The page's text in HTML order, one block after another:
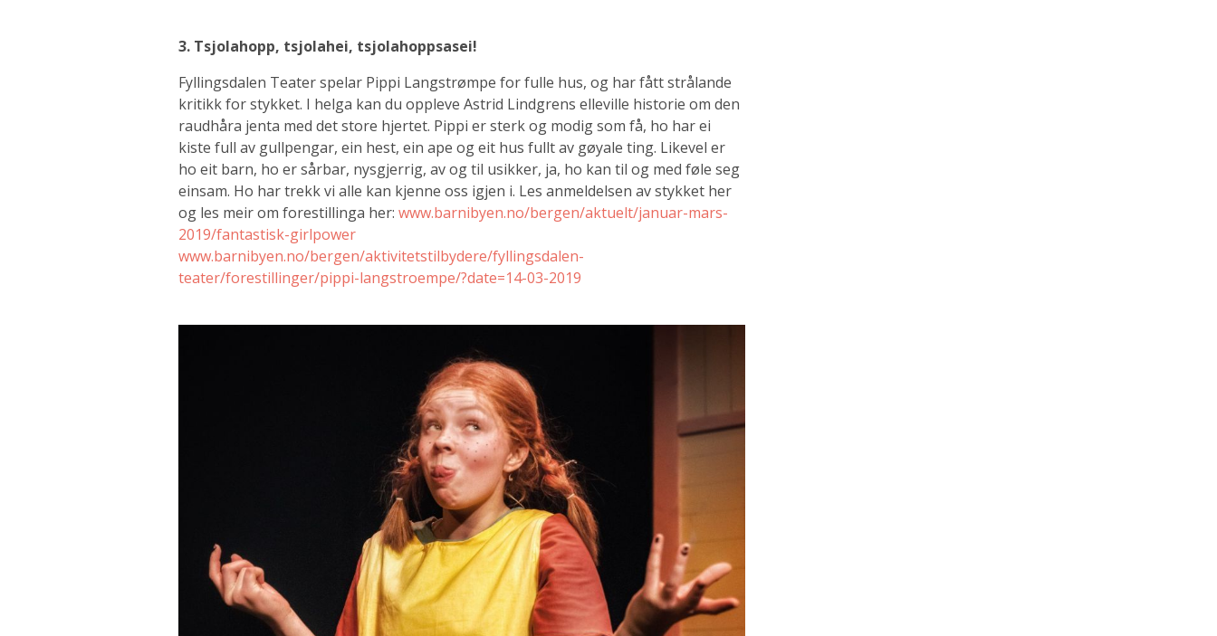
3. Tsjolahopp, tsjolahei, tsjolahoppsasei!
Fyllingsdalen Teater spelar Pippi Langstrømpe for fulle hus, og har fått strålande
kritikk for stykket. I helga kan du oppleve Astrid Lindgrens elleville historie om den
raudhåra jenta med det store hjertet. Pippi er sterk og modig som få, ho har ei
kiste full av gullpengar, ein hest, ein ape og eit hus fullt av gøyale ting. Likevel er
ho eit barn, ho er sårbar, nysgjerrig, av og til usikker, ja, ho kan til og med føle seg
einsam. Ho har trekk vi alle kan kjenne oss igjen i. Les anmeldelsen av stykket her
og les meir om forestillinga her: www.barnibyen.no/bergen/aktuelt/januar-mars-
2019/fantastisk-girlpower
www.barnibyen.no/bergen/aktivitetstilbydere/fyllingsdalen-
teater/forestillinger/pippi-langstroempe/?date=14-03-2019